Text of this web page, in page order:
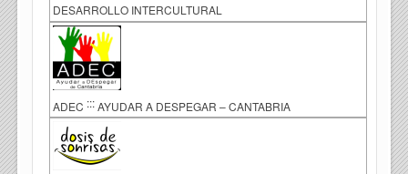
DESARROLLO INTERCULTURAL
ADEC ::: AYUDAR A DESPEGAR – CANTABRIA